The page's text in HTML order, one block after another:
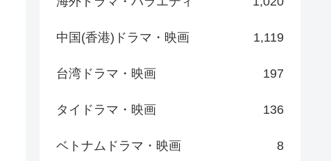
中国(香港)ドラマ・映画 1,119
台湾ドラマ・映画 197
タイドラマ・映画 136
ベトナムドラマ・映画 8